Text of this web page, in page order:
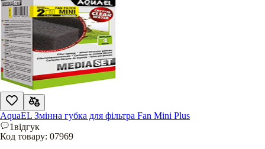
AquaEL Змінна губка для фільтра Fan Mini Plus
1відгук
Код товару: 07969